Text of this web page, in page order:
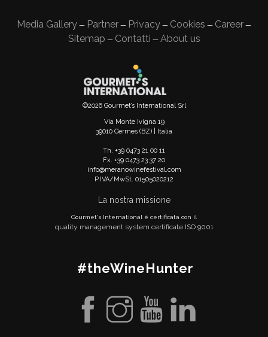
Media Gallery — Partner — Privacy — Cookies — Career —
Sitemap — Contatti — About us
©2026 Gourmet’s International Srl
Via Monte Ivigna 19
39010 Cermes (BZ) | Italia
Th. +39 0473 21 00 11
Fx. +39 0473 23 37 20
info@meranowinefestival.com
P.IVA/MwSt. 01505020212
La nostra missione
Gourmet's International è certificata con il
quality management system certificate ISO 9001
#theWineHunter